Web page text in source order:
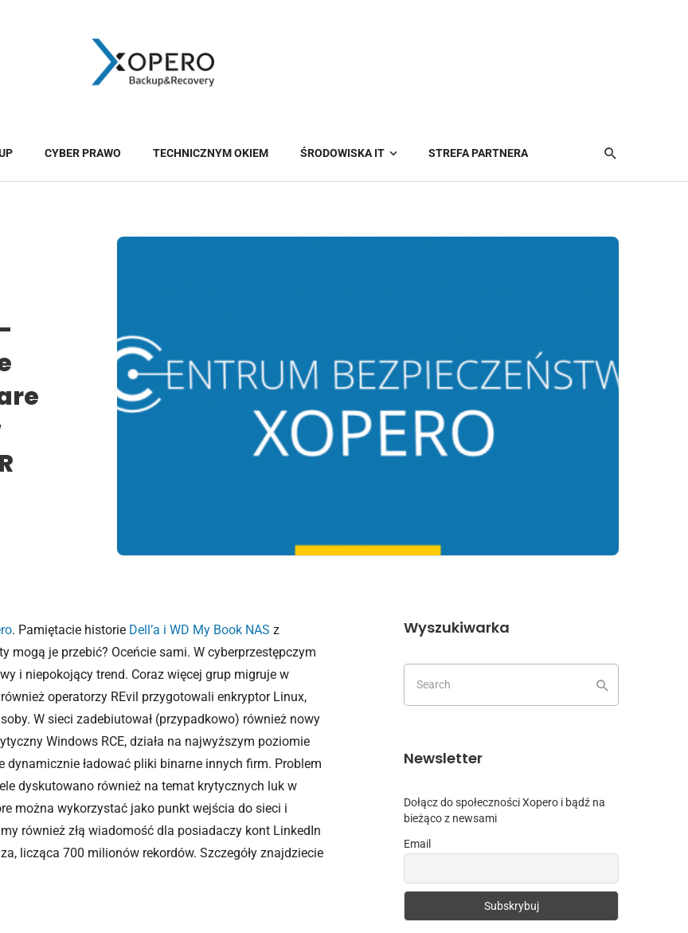
CYBER PRAWO TECHNICZNYM OKIEM ŚRODOWISKA IT STREFA PARTNERA
. Pamiętacie historie Dell’a i WD My Book NAS z
mogą je przebić? Oceńcie sami. W cyberprzestępczym
i niepokojący trend. Coraz więcej grup migruje w
operatorzy REvil przygotowali enkryptor Linux,
W sieci zadebiutował (przypadkowo) również nowy
Windows RCE, działa na najwyższym poziomie
dynamicznie ładować pliki binarne innych firm. Problem
dyskutowano również na temat krytycznych luk w
można wykorzystać jako punkt wejścia do sieci i
również złą wiadomość dla posiadaczy kont LinkedIn
licząca 700 milionów rekordów. Szczegóły znajdziecie
Wyszukiwarka
Newsletter
Dołącz do społeczności Xopero i bądź na
bieżąco z newsami
Email